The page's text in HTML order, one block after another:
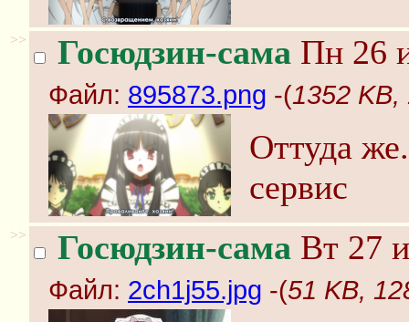
>> Госюдзин-сама Пн 26
Файл: 895873.png -(1352 KB,
Оттуда
сервис
>> Госюдзин-сама Вт 27
Файл: 2ch1j55.jpg -(51 KB,